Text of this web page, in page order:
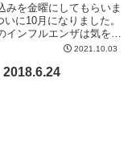
みを金曜にしてもらいま
に10月になりました。
インフルエンザは気を付
けばなんで... 2021.10.03